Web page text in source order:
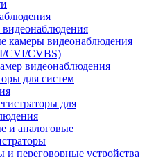
камеры видеонаблюдения
CVI/CVBS)
видеонаблюдения
для систем
для
и аналоговые
переговорные устройства